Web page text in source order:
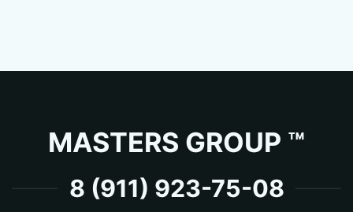
MASTERS GROUP ™
8 (911) 923-75-08